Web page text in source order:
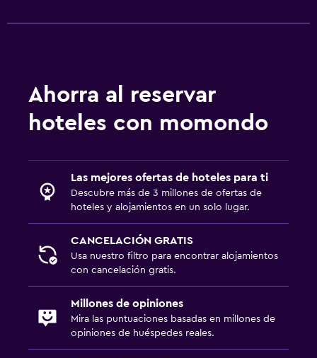
Ahorra al reservar
hoteles con momondo
Las mejores ofertas de hoteles para ti
Descubre más de 3 millones de ofertas de
hoteles y alojamientos en un solo lugar.
CANCELACIÓN GRATIS
Usa nuestro filtro para encontrar alojamientos
con cancelación gratis.
Millones de opiniones
Mira las puntuaciones basadas en millones de
opiniones de huéspedes reales.